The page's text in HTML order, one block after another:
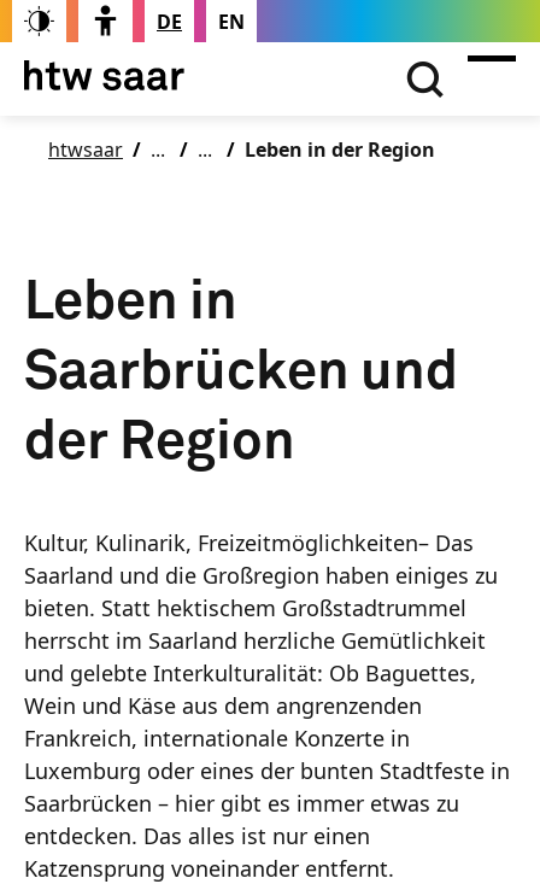
DE EN
htwsaar Leben in der Region
Leben in
Saarbrücken und
der Region
Kultur, Kulinarik, Freizeitmöglichkeiten– Das
Saarland und die Großregion haben einiges zu
bieten. Statt hektischem Großstadtrummel
herrscht im Saarland herzliche Gemütlichkeit
und gelebte Interkulturalität: Ob Baguettes,
Wein und Käse aus dem angrenzenden
Frankreich, internationale Konzerte in
Luxemburg oder eines der bunten Stadtfeste in
Saarbrücken – hier gibt es immer etwas zu
entdecken. Das alles ist nur einen
Katzensprung voneinander entfernt.